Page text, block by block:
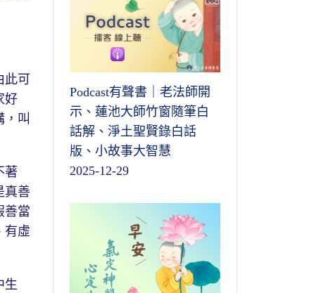
可
好
，叫
著
真善
善當
有虛
生
Podcast有聲書｜老法師開
示、蓮池大師竹窗隨筆白
話解、淨土聖賢錄白話
版、小故事大智慧
2025-12-29